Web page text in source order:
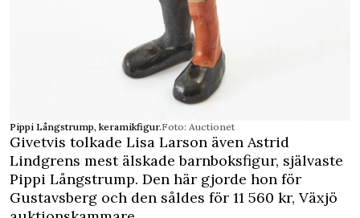
Pippi Långstrump, keramikfigur.Foto: Auctionet
Givetvis tolkade Lisa Larson även Astrid
Lindgrens mest älskade barnboksfigur, självaste
Pippi Långstrump. Den här gjorde hon för
Gustavsberg och den såldes för 11 560 kr, Växjö